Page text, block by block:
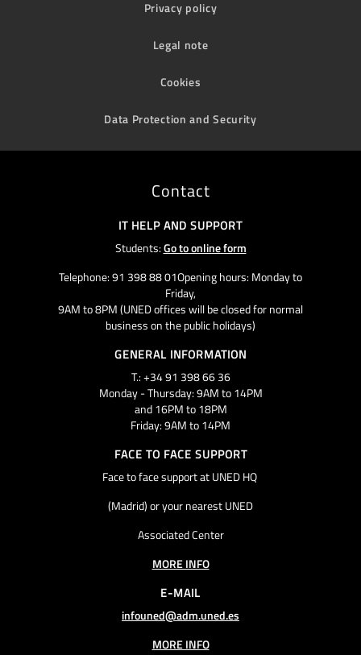
Privacy policy
Legal note
Cookies
Data Protection and Security
Contact
IT HELP AND SUPPORT
Students:Go to online form
Telephone: 91 398 88 01Opening hours: Monday to
Friday,
9AM to 8PM (UNED offices will be closed for normal
business on the public holidays)
GENERAL INFORMATION
T.: +34 91 398 66 36
Monday - Thursday: 9AM to 14PM
and 16PM to 18PM
Friday: 9AM to 14PM
FACE TO FACE SUPPORT
Face to face support at UNED HQ
(Madrid) or your nearest UNED
Associated Center
MORE INFO
E-MAIL
infouned@adm.uned.es
MORE INFO